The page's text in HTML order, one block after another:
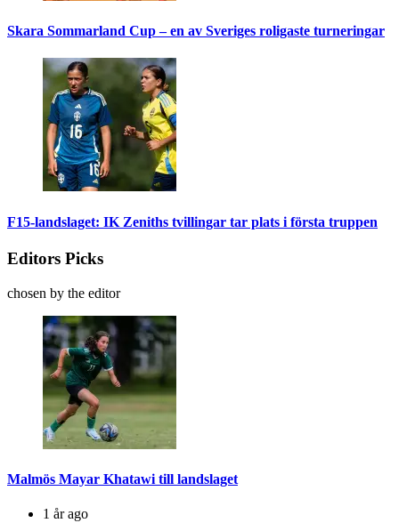
Skara Sommarland Cup – en av Sveriges roligaste turneringar
F15-landslaget: IK Zeniths tvillingar tar plats i första truppen
Editors Picks
chosen by the editor
Malmös Mayar Khatawi till landslaget
1 år ago